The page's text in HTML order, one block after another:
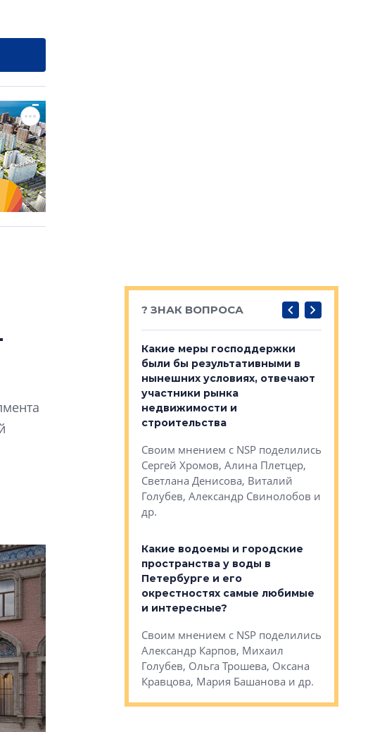
? ЗНАК ВОПРОСА
цен между первичкой и
между первичкой и
что это значит для
мнением об этом
и компетенции
девелопмента и
с NSP поделились
Калинина, Анжелика
Александр
Александр Кравцов,
и др.
Какие меры господдержки
были бы результативными в
нынешних условиях, отвечают
участники рынка
недвижимости и
строительства
Своим мнением с NSP поделились
Сергей Хромов, Алина Плетцер,
Светлана Денисова, Виталий
Голубев, Александр Свинолобов и
др.
Какие водоемы и городские
пространства у воды в
Петербурге и его
окрестностях самые любимые
и интересные?
Своим мнением с NSP поделились
Александр Карпов, Михаил
Голубев, Ольга Трошева, Оксана
Кравцова, Мария Башанова и др.